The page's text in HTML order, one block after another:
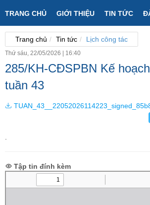
TRANG CHỦ GIỚI THIỆU TIN TỨC
Trang chủ Tin tức Lịch công tác
Thứ sáu, 22/05/2026 16:40
285/KH-CĐSPBN Kế
tuần 43
Tập tin đính kèm